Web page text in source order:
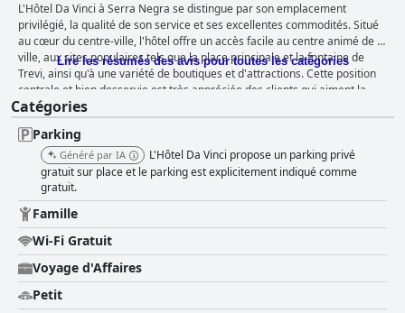
L'Hôtel Da Vinci à Serra Negra se distingue par son emplacement
privilégié, la qualité de son service et ses excellentes commodités. Situé
au cœur du centre-ville, l'hôtel offre un accès facile au centre animé de la
ville, aux sites populaires tels que la place principale et la fontaine de
Trevi, ainsi qu'à une variété de boutiques et d'attractions. Cette position
centrale et bien desservie est très appréciée des clients qui aiment la
commodité d'explorer la ville à pied. L'hôtel excelle dans son offre de
petit-déjeuner, recevant constamment des éloges pour la qualité et la
fraîcheur de ses repas. Les clients décrivent le petit-déjeuner comme
très bon, délicieux et même spectaculaire, avec une variété d'aliments
comprenant des options pour les besoins alimentaires spéciaux tels que
le lait sans lactose. Bien que certains mentionnent un désir de plus de
variété, le consensus général est que l'expérience du petit-déjeuner est
un point culminant important de leur séjour. Le dîner à l'hôtel reçoit
également des commentaires positifs, de nombreux clients commentant
la nourriture délicieuse et de haute qualité qui y est servie. L'ambiance
est parfois rehaussée par de la musique en direct, créant une expérience
culinaire mémorable. Bien que certains clients notent un choix limité
pour le dîner et une heure de fermeture précoce pour le service du dîner,
Lire les résumés des avis pour toutes les catégories
Catégories
Parking
Généré par IA
L'Hôtel Da Vinci propose un parking privé
gratuit sur place et le parking est explicitement indiqué comme
gratuit.
Famille
Wi-Fi Gratuit
Voyage d'Affaires
Petit